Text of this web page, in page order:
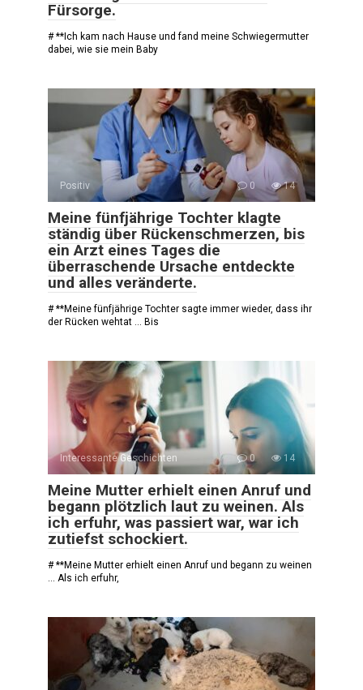
Fürsorge.
# **Ich kam nach Hause und fand meine Schwiegermutter
dabei, wie sie mein Baby
Positiv 0 14
Meine fünfjährige Tochter klagte
ständig über Rückenschmerzen, bis
ein Arzt eines Tages die
überraschende Ursache entdeckte
und alles veränderte.
# **Meine fünfjährige Tochter sagte immer wieder, dass ihr
der Rücken wehtat … Bis
Interessante Geschichten 0 14
Meine Mutter erhielt einen Anruf und
begann plötzlich laut zu weinen. Als
ich erfuhr, was passiert war, war ich
zutiefst schockiert.
# **Meine Mutter erhielt einen Anruf und begann zu weinen
… Als ich erfuhr,